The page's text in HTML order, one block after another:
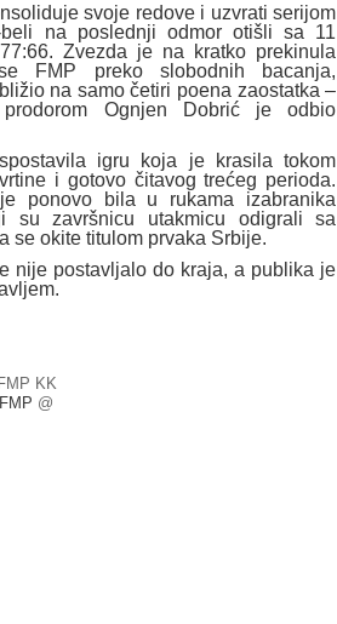
svoje redove i uzvrati serijom
na poslednji odmor otišli sa 11
Zvezda je na kratko prekinula
FMP preko slobodnih bacanja,
na samo četiri poena zaostatka –
prodorom Ognjen Dobrić je odbio
igru koja je krasila tokom
i gotovo čitavog trećeg perioda.
ponovo bila u rukama izabranika
su završnicu utakmicu odigrali sa
se okite titulom prvaka Srbije.
nije postavljalo do kraja, a publika je
KK
@